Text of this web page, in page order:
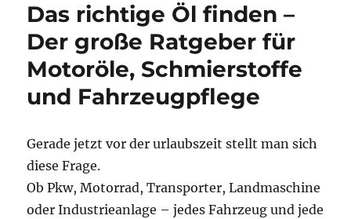
Das richtige Öl finden –
Der große Ratgeber für
Motoröle, Schmierstoffe
und Fahrzeugpflege
Gerade jetzt vor der urlaubszeit stellt man sich
diese Frage.
Ob Pkw, Motorrad, Transporter, Landmaschine
oder Industrieanlage – jedes Fahrzeug und jede